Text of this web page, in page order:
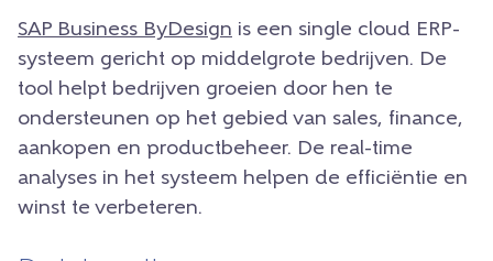
SAP Business ByDesign is een single cloud ERP-
systeem gericht op middelgrote bedrijven. De
tool helpt bedrijven groeien door hen te
ondersteunen op het gebied van sales, finance,
aankopen en productbeheer. De real-time
analyses in het systeem helpen de efficiëntie en
winst te verbeteren.